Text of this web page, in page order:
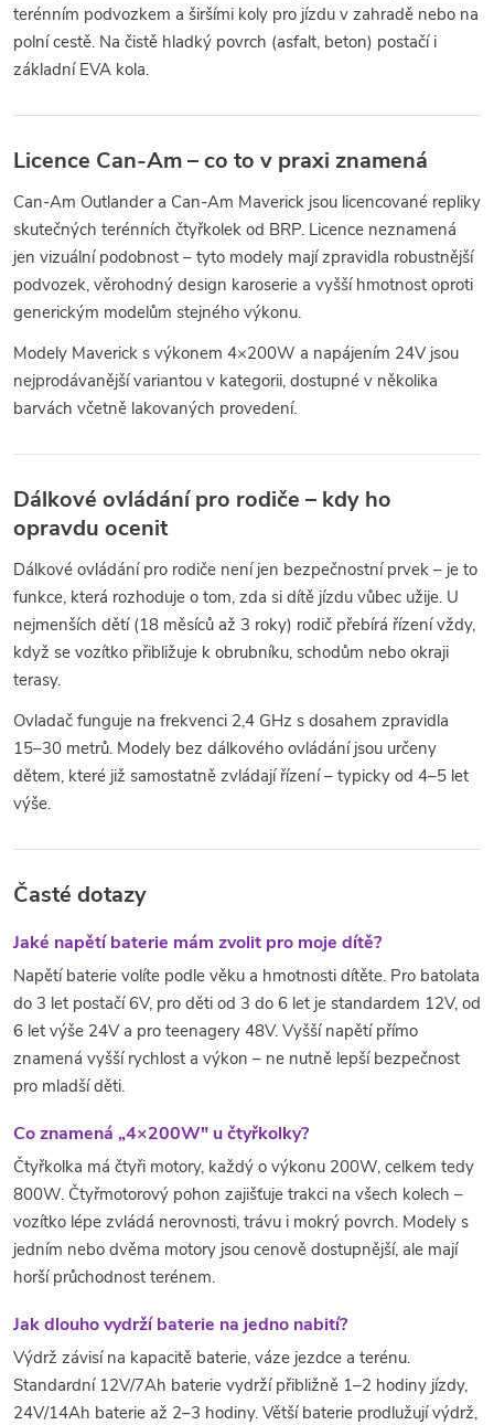
terénním podvozkem a širšími koly pro jízdu v zahradě nebo na
polní cestě. Na čistě hladký povrch (asfalt, beton) postačí i
základní EVA kola.
Licence Can-Am – co to v praxi znamená
Can-Am Outlander a Can-Am Maverick jsou licencované repliky
skutečných terénních čtyřkolek od BRP. Licence neznamená
jen vizuální podobnost – tyto modely mají zpravidla robustnější
podvozek, věrohodný design karoserie a vyšší hmotnost oproti
generickým modelům stejného výkonu.
Modely Maverick s výkonem 4×200W a napájením 24V jsou
nejprodávanější variantou v kategorii, dostupné v několika
barvách včetně lakovaných provedení.
Dálkové ovládání pro rodiče – kdy ho
opravdu ocenit
Dálkové ovládání pro rodiče není jen bezpečnostní prvek – je to
funkce, která rozhoduje o tom, zda si dítě jízdu vůbec užije. U
nejmenších dětí (18 měsíců až 3 roky) rodič přebírá řízení vždy,
když se vozítko přibližuje k obrubníku, schodům nebo okraji
terasy.
Ovladač funguje na frekvenci 2,4 GHz s dosahem zpravidla
15–30 metrů. Modely bez dálkového ovládání jsou určeny
dětem, které již samostatně zvládají řízení – typicky od 4–5 let
výše.
Časté dotazy
Jaké napětí baterie mám zvolit pro moje dítě?
Napětí baterie volíte podle věku a hmotnosti dítěte. Pro batolata
do 3 let postačí 6V, pro děti od 3 do 6 let je standardem 12V, od
6 let výše 24V a pro teenagery 48V. Vyšší napětí přímo
znamená vyšší rychlost a výkon – ne nutně lepší bezpečnost
pro mladší děti.
Co znamená „4×200W" u čtyřkolky?
Čtyřkolka má čtyři motory, každý o výkonu 200W, celkem tedy
800W. Čtyřmotorový pohon zajišťuje trakci na všech kolech –
vozítko lépe zvládá nerovnosti, trávu i mokrý povrch. Modely s
jedním nebo dvěma motory jsou cenově dostupnější, ale mají
horší průchodnost terénem.
Jak dlouho vydrží baterie na jedno nabití?
Výdrž závisí na kapacitě baterie, váze jezdce a terénu.
Standardní 12V/7Ah baterie vydrží přibližně 1–2 hodiny jízdy,
24V/14Ah baterie až 2–3 hodiny. Větší baterie prodlužují výdrž,